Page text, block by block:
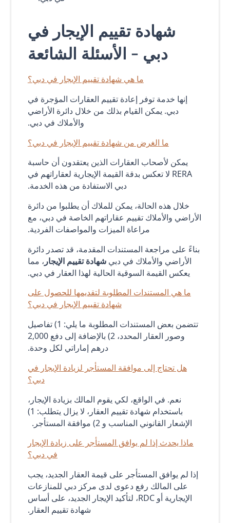
شهادة تقييم الإيجار في
دبي - الأسئلة الشائعة
ما هي شهادة تقييم الإيجار في دبي؟
إنها خدمة توفر إعادة تقييم العقارات المؤجرة في
دبي. يمكن القيام بذلك من خلال دائرة الأراضي
والأملاك في دبي.
ما الغرض من شهادة تقييم الإيجار في دبي؟
يمكن لأصحاب العقارات الذين يعتقدون أن حاسبة
RERA لا تعكس بدقة القيمة الإيجارية لعقاراتهم في
دبي الاستفادة من هذه الخدمة.
خلال هذه الحالة، يمكن للملاك أن يطلبوا من دائرة
الأراضي والأملاك تقييم عقاراتهم الخاصة في دبي، مع
مراعاة الميزات والمواصفات الفردية.
بناءً على مراجعة المستندات المقدمة، قد تصدر دائرة
الأراضي والأملاك في دبيشهادة تقييم الإيجار ، مما
يعكس القيمة السوقية الحالية لهذا العقار في دبي.
ما هي المستندات المطلوبة لتقديمها للحصول على
شهادة تقييم الإيجار في دبي؟
تتضمن بعض المستندات المطلوبة ما يلي: 1) تفاصيل
وصور العقار المحدد، 2) بالإضافة إلى دفع 2,000
درهم إماراتي لكل وحدة.
هل تحتاج إلى موافقة المستأجر لزيادة الإيجار في
دبي؟
نعم. في الواقع، لكي يقوم المالك بزيادة الإيجار،
باستخدام شهادة تقييم العقار، لا يزال يتطلب: 1)
الإشعار القانوني المناسب و 2) موافقة المستأجر.
ماذا يحدث إذا لم يوافق المستأجر على زيادة الإيجار
في دبي؟
إذا لم يوافق المستأجر على قيمة العقار الجديد، يجب
على المالك رفع دعوى لدى مركز دبي للمنازعات
الإيجارية أو RDC، لتأكيد الإيجار الجديد، على أساس
شهادة تقييم العقار.